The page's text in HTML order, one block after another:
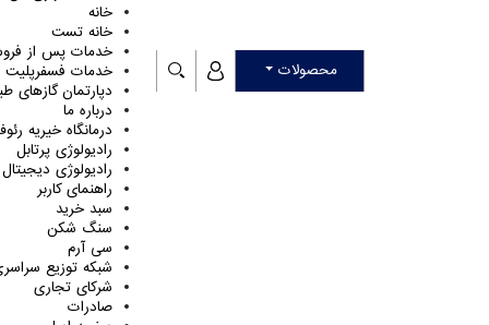
محصولات
خانه
خانه تست
خدمات پس از
خدمات فسفرپلیت
دپارتمان گازهای
درباره ما
درمانگاه خیریه
رادیولوژی پرتابل
رادیولوژی دیجیتال
راهنمای کاربر
سبد خرید
سنگ شکن
سی آرم
شبکه توزیع
شرکای تجاری
صادرات
گروه «رئوف تجهیز» یکی از مجموعه‌های پیشرو در صنعت
سال ۱۴۰۱ آغاز کرده است. یکی از اولویت‌های اصلی
استانداردهای کیفی است. در این مسیر، گروه تجهیزات
بهره‌گیری از گواهینامه‌های معتبر تولید تجهیزات
درمانی کشور باشد. وجه تمایز ما، ارائه خدمات پس از فروش
مراکز دولتی و خصوصی در سراسر کشور است که اطمینان و